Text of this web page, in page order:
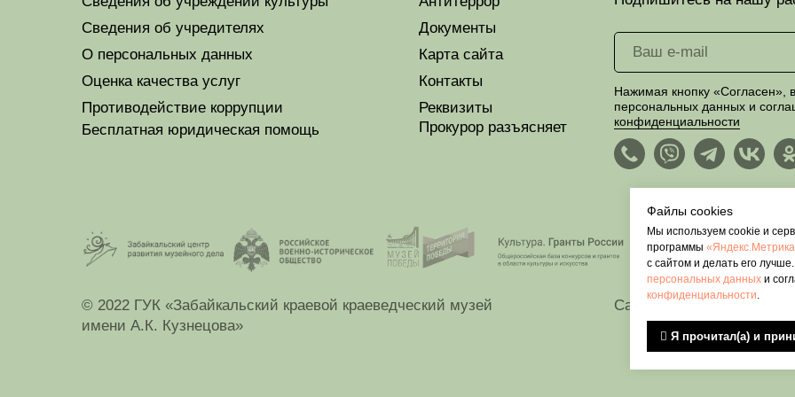
Нажимая кнопку «Согласен»,
персональных данных и
конфиденциальности
Реквизиты
Контакты
Карта сайта
Документы
Противодействие коррупции
Оценка качества услуг
О персональных данных
Сведения об учредителях
© 2022 ГУК «Забайкальский краевой краеведческий музей
имени А.К. Кузнецова»
Сайт разработан
Бесплатная юридическая помощь Прокурор разъясняет
Файлы cookies
Мы используем cookie и
программы
с сайтом и делать его
персональных данных и
конфиденциальности.
 Я прочитал(а) и